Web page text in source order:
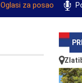
Oglasi za posao